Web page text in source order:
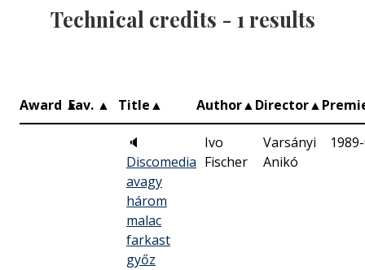
Technical credits - 1 results
Award ▲
Fav. ▲ Title▲ Author▲Director▲
🔈
Discomedia
avagy
három
malac
farkast
győz
Ivo
Fischer
Varsányi
Anikó